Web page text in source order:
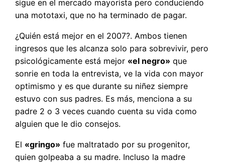
sigue en el mercado mayorista pero conduciendo
una mototaxi, que no ha terminado de pagar.
¿Quién está mejor en el 2007?. Ambos tienen
ingresos que les alcanza solo para sobrevivir, pero
psicológicamente está mejor «el negro» que
sonrie en toda la entrevista, ve la vida con mayor
optimismo y es que durante su niñez siempre
estuvo con sus padres. Es más, menciona a su
padre 2 o 3 veces cuando cuenta su vida como
alguien que le dio consejos.
El «gringo» fue maltratado por su progenitor,
quien golpeaba a su madre. Incluso la madre